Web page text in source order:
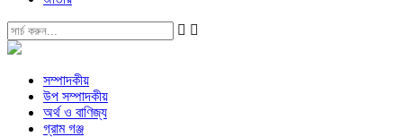
সম্পাদকীয়
উপ সম্পাদকীয়
অর্থ ও বাণিজ্য
গ্রাম গঞ্জ